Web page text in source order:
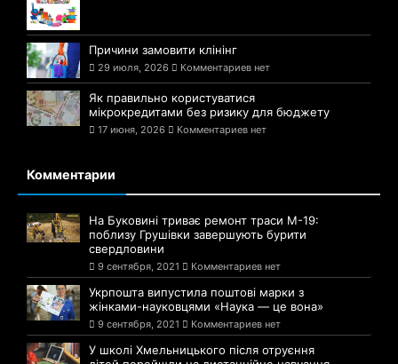
Причини замовити клінінг
29 июля, 2026 Комментариев нет
Як правильно користуватися
мікрокредитами без ризику для бюджету
17 июня, 2026 Комментариев нет
Комментарии
На Буковині триває ремонт траси М-19:
поблизу Грушівки завершують бурити
свердловини
9 сентября, 2021 Комментариев нет
Укрпошта випустила поштові марки з
жінками-науковцями «Наука — це вона»
9 сентября, 2021 Комментариев нет
У школі Хмельницького після отруєння